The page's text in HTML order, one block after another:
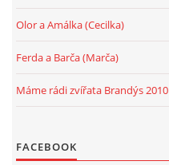
Olor a Amálka (Cecilka)
Ferda a Barča (Marča)
Máme rádi zvířata Brandýs 2010
FACEBOOK